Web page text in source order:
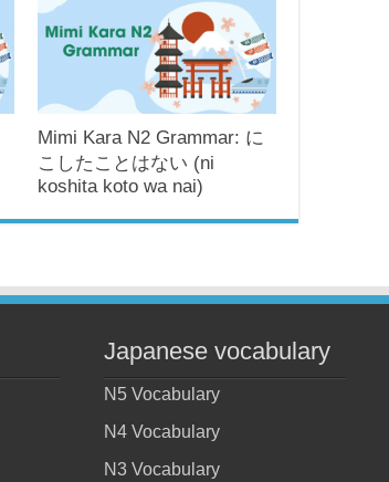
Mimi Kara N2 Grammar: に
こしたことはない (ni
koshita koto wa nai)
Japanese vocabulary
N5 Vocabulary
N4 Vocabulary
N3 Vocabulary